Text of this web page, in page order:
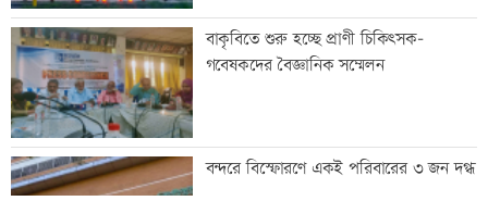
বাকৃবিতে শুরু হচ্ছে প্রাণী চিকিৎসক-
গবেষকদের বৈজ্ঞানিক সম্মেলন
বন্দরে বিস্ফোরণে একই পরিবারের ৩ জন দগ্ধ